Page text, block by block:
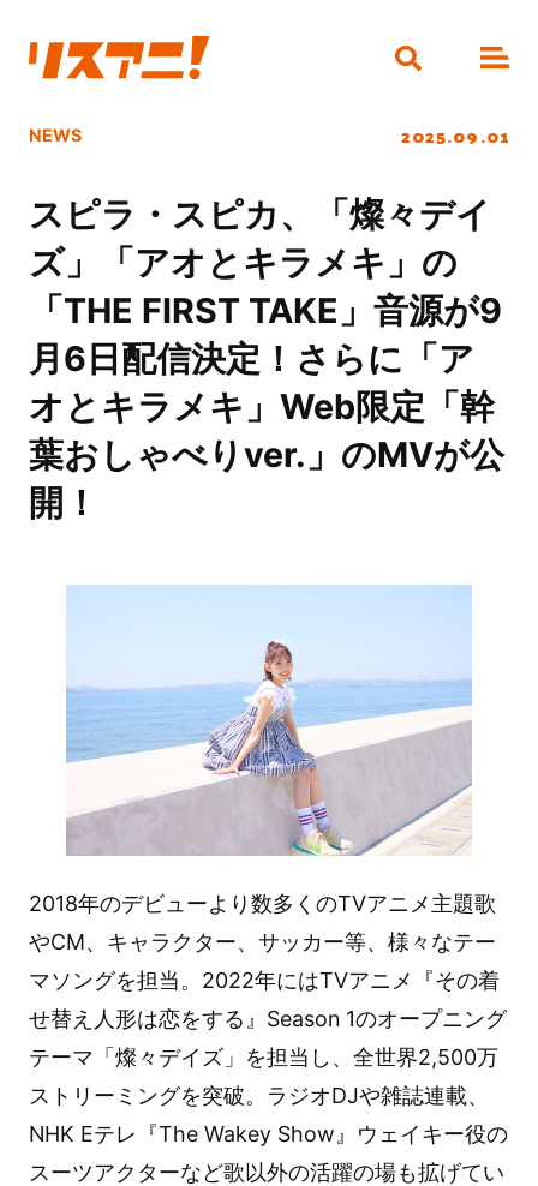
NEWS 2025.09.01
スピラ・スピカ、「燦々デイ
ズ」「アオとキラメキ」の
「THE FIRST TAKE」音源が9
月6日配信決定！さらに「ア
オとキラメキ」Web限定「幹
葉おしゃべりver.」のMVが公
開！
2018年のデビューより数多くのTVアニメ主題歌
やCM、キャラクター、サッカー等、様々なテー
マソングを担当。2022年にはTVアニメ『その着
せ替え人形は恋をする』Season 1のオープニング
テーマ「燦々デイズ」を担当し、全世界2,500万
ストリーミングを突破。ラジオDJや雑誌連載、
NHK Eテレ『The Wakey Show』ウェイキー役の
スーツアクターなど歌以外の活躍の場も拡げてい